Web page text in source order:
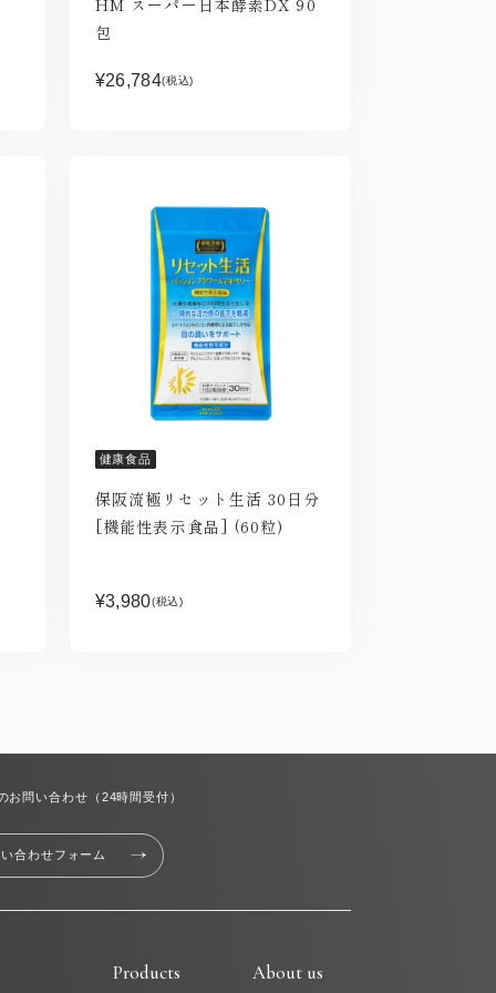
HM スーパー日本酵素DX 90
包
¥26,784(税込)
健康食品
保阪流極リセット生活 30日分
[機能性表示食品] (60粒)
¥3,980(税込)
お問い合わせ（24時間受付）
合わせフォーム
Products About us